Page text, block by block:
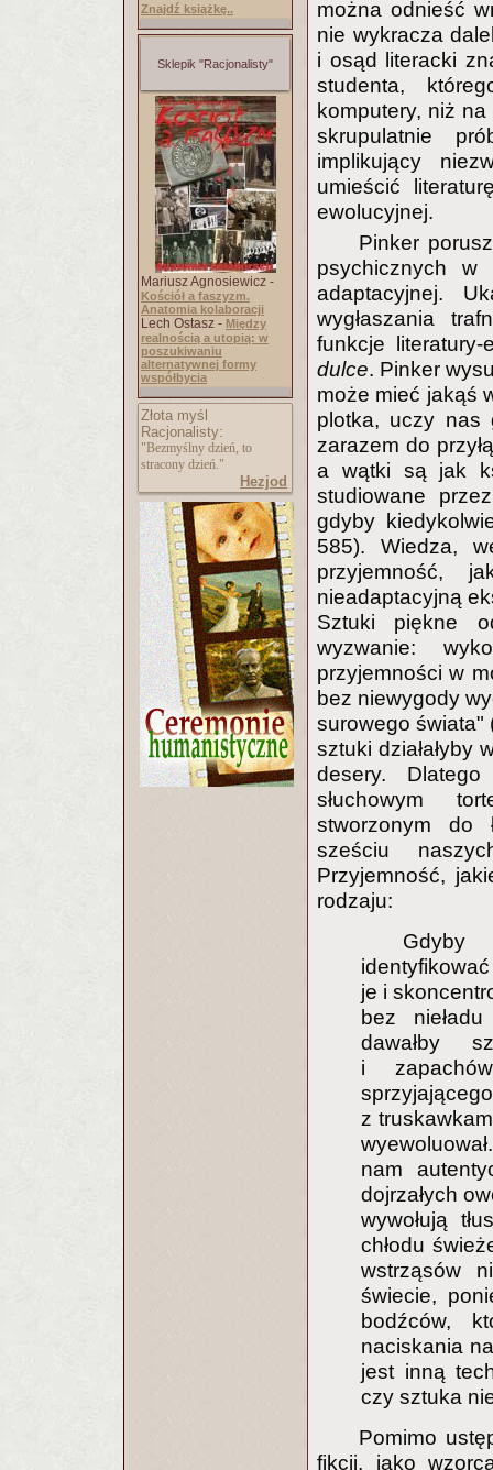
Znajdź książkę..
Sklepik "Racjonalisty"
Mariusz Agnosiewicz -
Kościół a faszyzm.
Anatomia kolaboracji
Lech Ostasz - Między
realnością a utopią: w
poszukiwaniu
alternatywnej formy
współbycia
Złota myśl
Racjonalisty:
"Bezmyślny dzień, to
stracony dzień."
Hezjod
można odnieść
nie wykracza
i osąd literacki
studenta,
komputery, niż
skrupulatnie
implikujący
umieścić
ewolucyjnej.
Pinker
psychicznych w
adaptacyjnej.
wygłaszania
funkcje
dulce. Pinker
może mieć jakąś
plotka, uczy nas
zarazem do
a wątki są jak
studiowane
gdyby
585). Wiedza,
przyjemność,
nieadaptacyjną
Sztuki piękne
wyzwanie:
przyjemności w
bez niewygody
surowego świata"
sztuki działałyby
desery.
słuchowym
stworzonym do
sześciu
Przyjemność,
rodzaju:
Gdyby
je i
bez
dawałby
i
z
nam
dojrzałych
wywołują
chłodu
wstrząsów
świecie,
bodźców,
naciskania
jest inną
czy sztuka
Pomimo
fikcji, jako